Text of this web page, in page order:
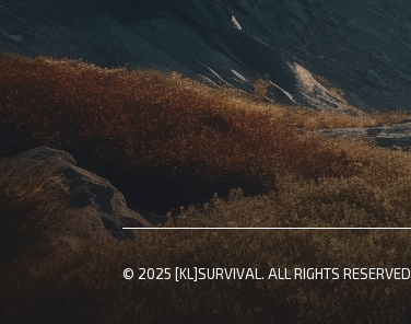
© 2025 [KL]SURVIVAL. ALL RIGHTS RESERVED